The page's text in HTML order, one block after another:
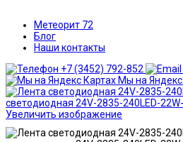
Метеорит 72
Блог
Наши контакты
+7 (3452) 792-852
Мы на Яндекс
Увеличить изображение